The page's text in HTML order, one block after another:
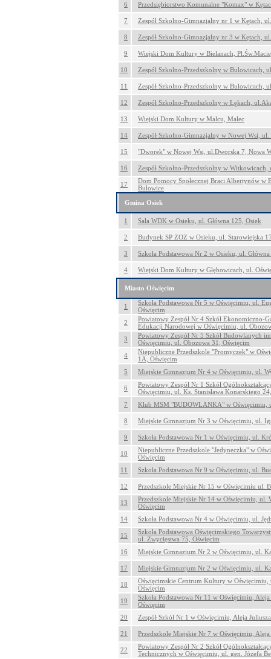
6 Przedsiębiorstwo Komunalne "Komax" w
7 Zespół Szkolno-Gimnazjalny nr 1 w Kętach,
8 Zespół Szkolno-Gimnazjalny nr 3 w Kętach,
9 Wiejski Dom Kultury w Bielanach,
10 Zespół Szkolno-Przedszkolny w Bulowicach,
11 Zespół Szkolno-Przedszkolny w Bulowicach,
12 Zespół Szkolno-Przedszkolny w Łękach,
13 Wiejski Dom Kultury w Malcu, Malec
14 Zespół Szkolno-Gimnazjalny w Nowej Wsi,
15 "Dworek" w Nowej Wsi, ul.Dworska 7, Nowa
16 Zespół Szkolno-Przedszkolny w
17
Dom Pomocy Społecznej Braci Albertynów w
Bulowice
Gmina Osiek
1 Sala WDK w Osieku, ul. Główna 125, Osiek
2 Budynek SP ZOZ w Osieku, ul. Starowiejska
3 Szkoła Podstawowa Nr 2 w Osieku, ul.
4 Wiejski Dom Kultury w Głębowicach, ul.
Miasto Oświęcim
1
Szkoła Podstawowa Nr 5 w Oświęcimiu, ul.
Oświęcim
2
Powiatowy Zespół Nr 4 Szkół Ekonomiczno-
Edukacji Narodowej w Oświęcimiu, ul.
3
Powiatowy Zespół Nr 5 Szkół Budowlanych
Oświęcimiu, ul. Obozowa 31, Oświęcim
4
Niepubliczne Przedszkole "Promyczek" w
1A, Oświęcim
5
Miejskie Gimnazjum Nr 4 w Oświęcimiu, ul.
6
Powiatowy Zespół Nr 1 Szkół
Oświęcimiu, ul. Ks. Stanisława Konarskiego
7
Klub MSM "BUDOWLANKA" w Oświęcimiu,
8 Miejskie Gimnazjum Nr 3 w Oświęcimiu, ul.
9 Szkoła Podstawowa Nr 1 w Oświęcimiu, ul.
10
Niepubliczne Przedszkole "Jedyneczka" w
Oświęcim
11
Szkoła Podstawowa Nr 9 w Oświęcimiu, ul.
12 Przedszkole Miejskie Nr 15 w Oświęcimiu ul.
13
Przedszkole Miejskie Nr 14 w Oświęcimiu, ul.
Oświęcim
14
Szkoła Podstawowa Nr 4 w Oświęcimiu, ul.
15
Szkoła Podstawowa Oświęcimskiego
ul. Zwycięstwa 75, Oświęcim
16
Miejskie Gimnazjum Nr 2 w Oświęcimiu, ul.
17 Miejskie Gimnazjum Nr 2 w Oświęcimiu, ul.
18
Oświęcimskie Centrum Kultury w Oświęcimiu,
Oświęcim
19
Szkoła Podstawowa Nr 11 w Oświęcimiu,
Oświęcim
20
Zespół Szkół Nr 1 w Oświęcimiu, Aleja
21 Przedszkole Miejskie Nr 7 w Oświęcimiu,
22
Powiatowy Zespół Nr 2 Szkół
Technicznych w Oświęcimiu, ul. gen. Józefa